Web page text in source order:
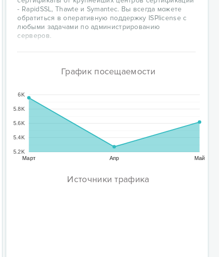
- RapidSSL, Thawte и Symantec. Вы всегда можете
обратиться в оперативную поддержку ISPlicense с
любыми задачами по администрированию
серверов.
График посещаемости
Март Апр Май
5.2K
5.4K
5.6K
5.8K
6K
Источники трафика